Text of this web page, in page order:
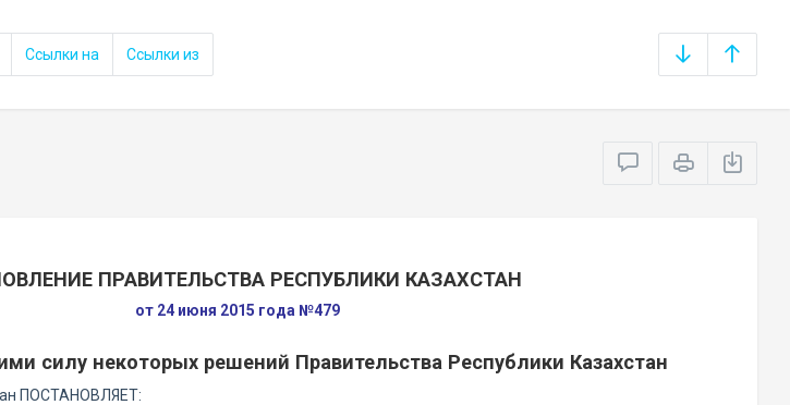
Ссылки на Ссылки из
ПРАВИТЕЛЬСТВА РЕСПУБЛИКИ КАЗАХСТАН
от 24 июня 2015 года №479
силу некоторых решений Правительства Республики Казахстан
ПОСТАНОВЛЯЕТ: